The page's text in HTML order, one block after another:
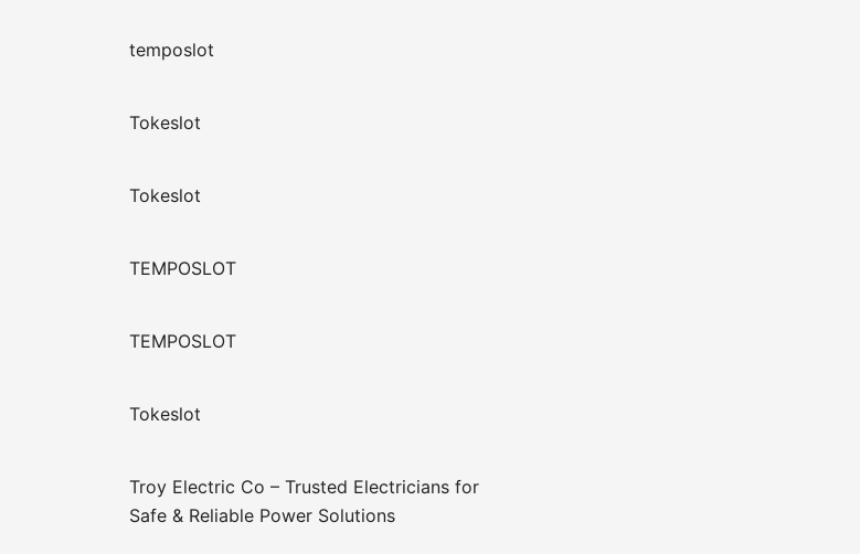
temposlot
Tokeslot
Tokeslot
TEMPOSLOT
TEMPOSLOT
Tokeslot
Troy Electric Co – Trusted Electricians for
Safe & Reliable Power Solutions